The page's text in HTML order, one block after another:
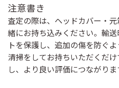
注意書き
査定の際は、ヘッドカバー・
緒にお持ち込みください。輸
トを保護し、追加の傷を防ぐ
清掃をしてお持ちいただくだ
し、より良い評価につながりま